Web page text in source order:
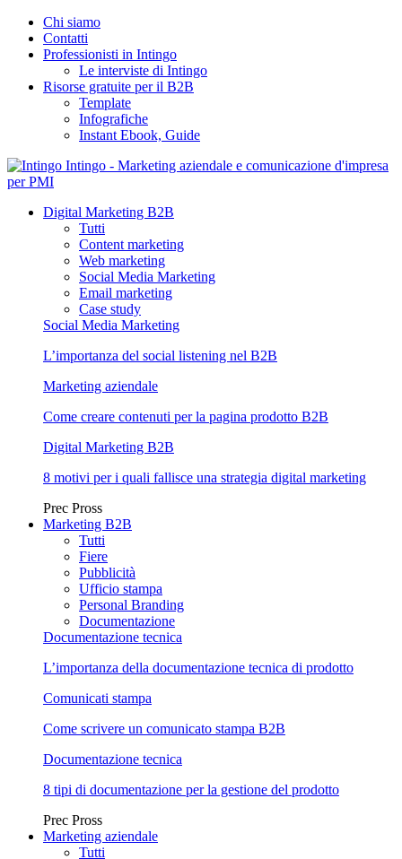
Chi siamo
Contatti
Professionisti in Intingo
Le interviste di Intingo
Risorse gratuite per il B2B
Template
Infografiche
Instant Ebook, Guide
Intingo - Marketing aziendale e comunicazione d'impresa
per PMI
Digital Marketing B2B
Tutti
Content marketing
Web marketing
Social Media Marketing
Email marketing
Case study
Social Media Marketing
L’importanza del social listening nel B2B
Marketing aziendale
Come creare contenuti per la pagina prodotto B2B
Digital Marketing B2B
8 motivi per i quali fallisce una strategia digital marketing
Prec Pross
Marketing B2B
Tutti
Fiere
Pubblicità
Ufficio stampa
Personal Branding
Documentazione
Documentazione tecnica
L’importanza della documentazione tecnica di prodotto
Comunicati stampa
Come scrivere un comunicato stampa B2B
Documentazione tecnica
8 tipi di documentazione per la gestione del prodotto
Prec Pross
Marketing aziendale
Tutti